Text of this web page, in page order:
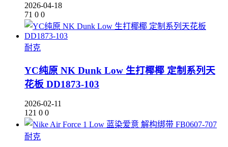
2026-04-18
71 0 0
耐克
YC纯原 NK Dunk Low 生打椰椰 定制系列天
花板 DD1873-103
2026-02-11
121 0 0
耐克